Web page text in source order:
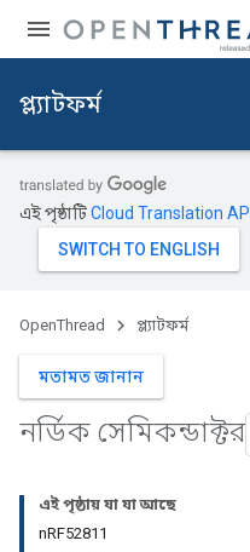
প্ল্যাটফর্ম
এই পৃষ্ঠাটিCloud Translation API
OpenThread প্ল্যাটফর্ম
মতামত জানান
নর্ডিক সেমিকন্ডাক্টর
এই পৃষ্ঠায় যা যা আছে
nRF52811